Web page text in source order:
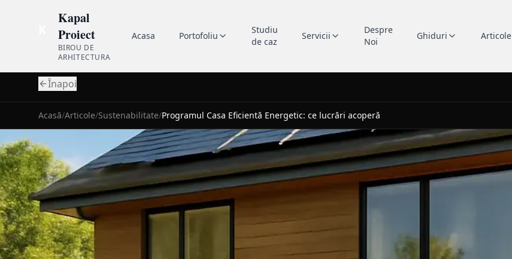
Kapal
Proiect
BIROU DE
ARHITECTURA
Acasa Portofoliu
Studiu
de caz
Servicii
Despre
Noi
Ghiduri Articole
Înapoi
Acasă/Articole/Sustenabilitate/Programul Casa Eficientă Energetic: ce lucrări acoperă